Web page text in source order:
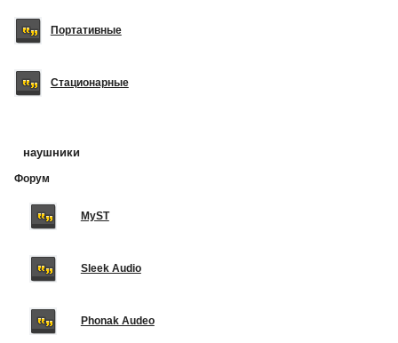
Портативные
Стационарные
наушники
Форум
MyST
Sleek Audio
Phonak Audeo